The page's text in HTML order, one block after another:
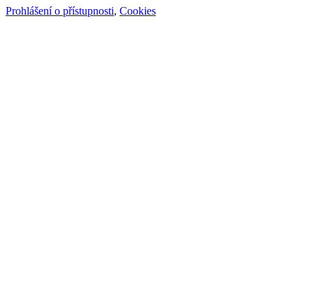
Prohlášení o přístupnosti, Cookies